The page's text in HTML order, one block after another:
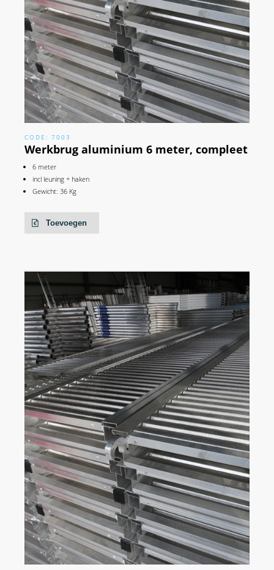
CODE: 7003
Werkbrug aluminium 6 meter, compleet
6 meter
incl leuning + haken
Gewicht: 36 Kg
Toevoegen